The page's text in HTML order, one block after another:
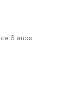
6 años